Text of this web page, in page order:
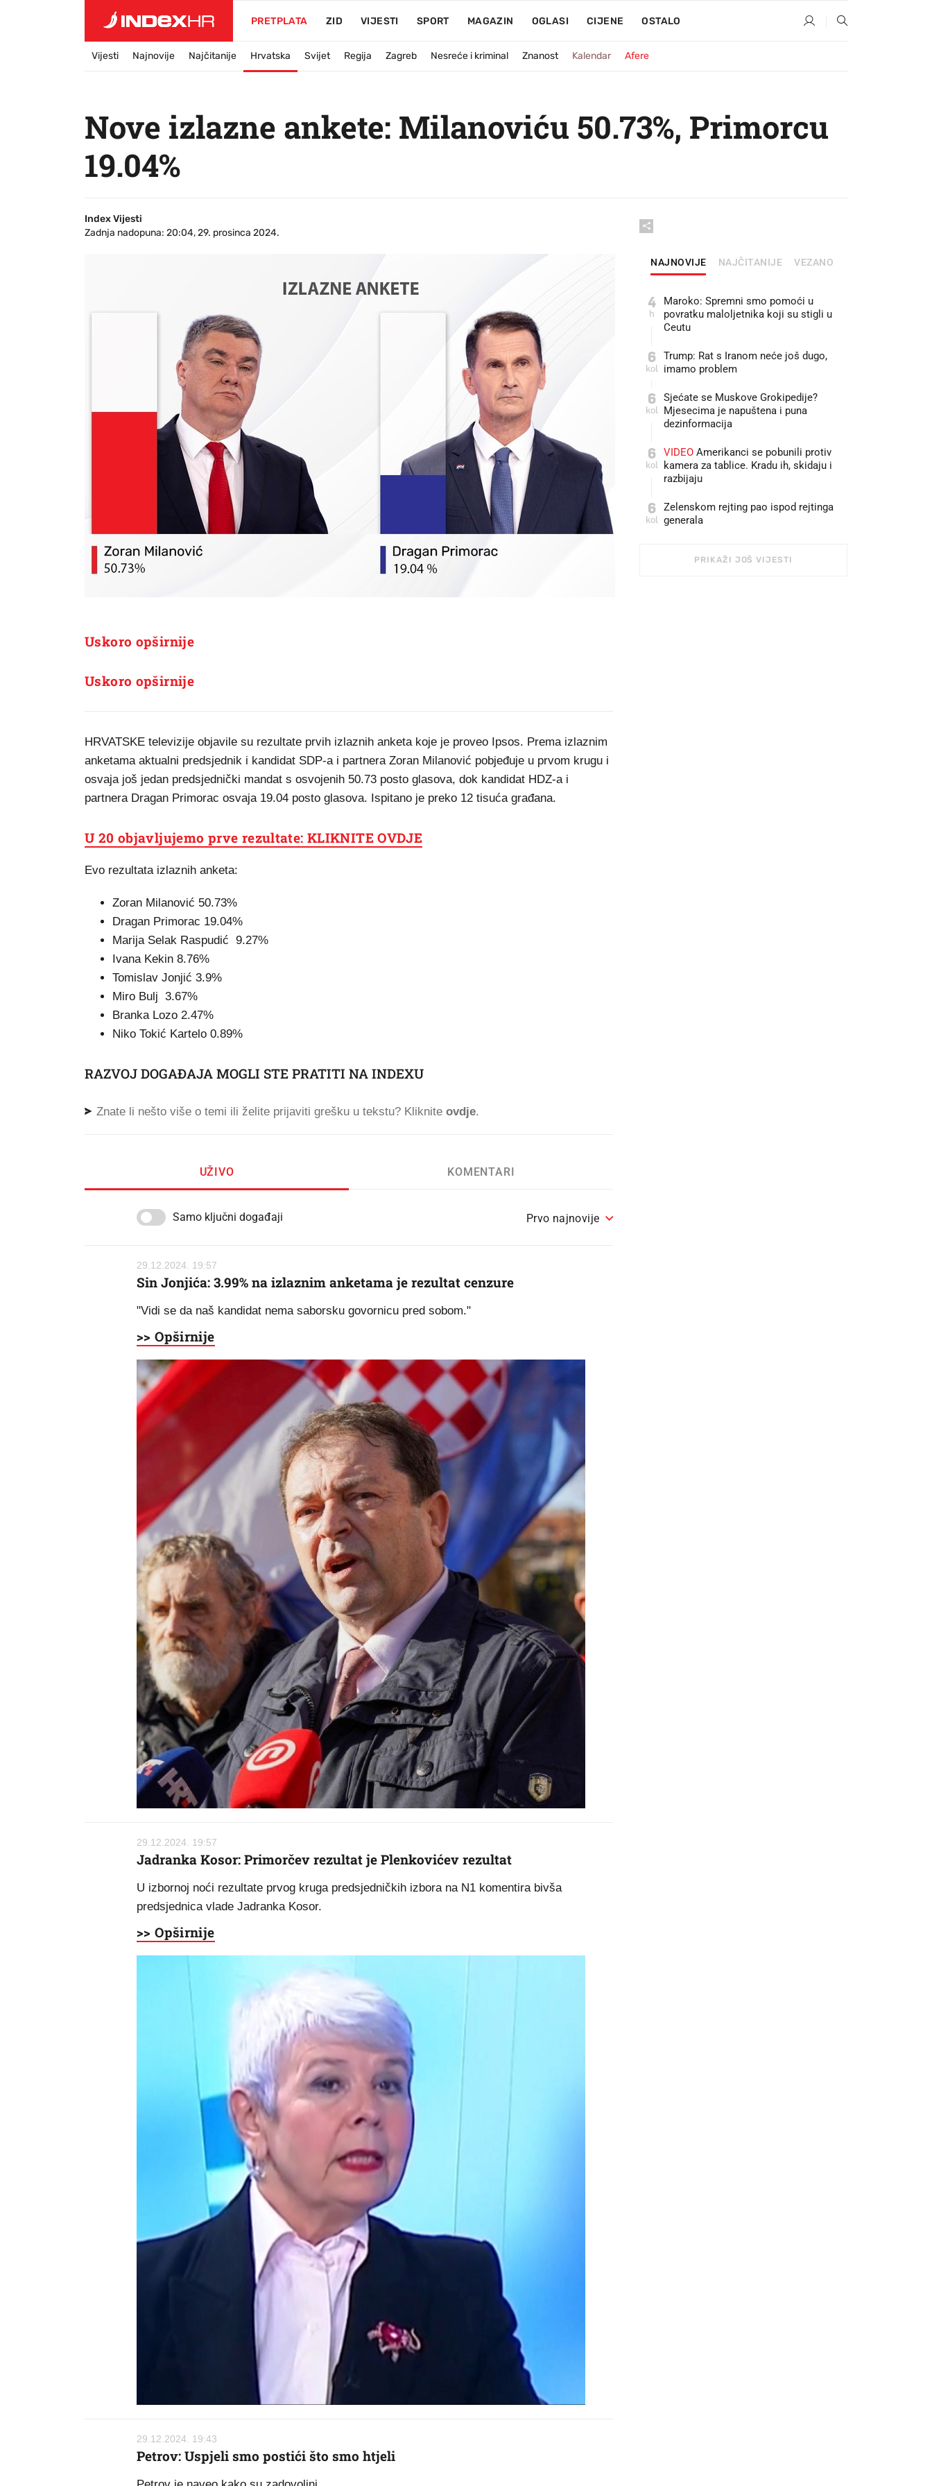
PRETPLATA ZID VIJESTI SPORT MAGAZIN OGLASI CIJENE OSTALO
Vijesti Najnovije Najčitanije Hrvatska Svijet Regija Zagreb Nesreće i kriminal Znanost Kalendar Afere
Nove izlazne ankete: Milanoviću 50.73%, Primorcu
19.04%
Index Vijesti
Zadnja nadopuna: 20:04, 29. prosinca 2024.
Uskoro opširnije
Uskoro opširnije
HRVATSKE televizije objavile su rezultate prvih izlaznih anketa koje je proveo Ipsos. Prema izlaznim
anketama aktualni predsjednik i kandidat SDP-a i partnera Zoran Milanović pobjeđuje u prvom krugu i
osvaja još jedan predsjednički mandat s osvojenih 50.73 posto glasova, dok kandidat HDZ-a i
partnera Dragan Primorac osvaja 19.04 posto glasova. Ispitano je preko 12 tisuća građana.
U 20 objavljujemo prve rezultate: KLIKNITE OVDJE
Evo rezultata izlaznih anketa:
Zoran Milanović 50.73%
Dragan Primorac 19.04%
Marija Selak Raspudić 9.27%
Ivana Kekin 8.76%
Tomislav Jonjić 3.9%
Miro Bulj 3.67%
Branka Lozo 2.47%
Niko Tokić Kartelo 0.89%
RAZVOJ DOGAĐAJA MOGLI STE PRATITI NA INDEXU
Znate li nešto više o temi ili želite prijaviti grešku u tekstu? Kliknite ovdje.
UŽIVO KOMENTARI
Samo ključni događaji Prvo najnovije
29.12.2024. 19:57
Sin Jonjića: 3.99% na izlaznim anketama je rezultat cenzure
"Vidi se da naš kandidat nema saborsku govornicu pred sobom."
>> Opširnije
29.12.2024. 19:57
Jadranka Kosor: Primorčev rezultat je Plenkovićev rezultat
U izbornoj noći rezultate prvog kruga predsjedničkih izbora na N1 komentira bivša
predsjednica vlade Jadranka Kosor.
>> Opširnije
29.12.2024. 19:43
Petrov: Uspjeli smo postići što smo htjeli
NAJNOVIJE NAJČITANIJE VEZANO
4
h
Maroko: Spremni smo pomoći u
povratku maloljetnika koji su stigli u
Ceutu
6
kol
Trump: Rat s Iranom neće još dugo,
imamo problem
6
kol
Sjećate se Muskove Grokipedije?
Mjesecima je napuštena i puna
dezinformacija
6
kol
VIDEO Amerikanci se pobunili protiv
kamera za tablice. Kradu ih, skidaju i
razbijaju
6
kol
Zelenskom rejting pao ispod rejtinga
generala
PRIKAŽI JOŠ VIJESTI